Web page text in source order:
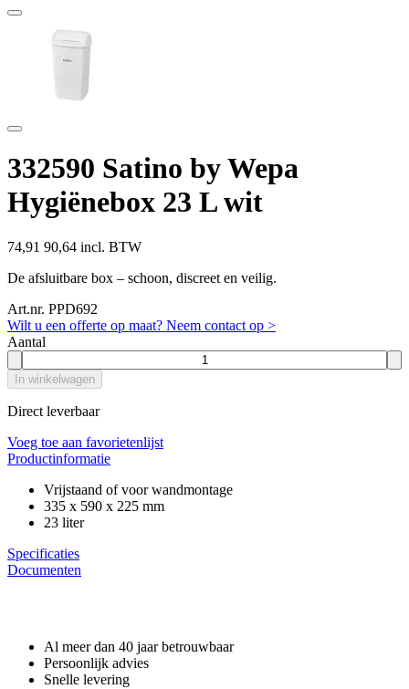
332590 Satino by Wepa
Hygiënebox 23 L wit
74,91 90,64 incl. BTW
De afsluitbare box – schoon, discreet en veilig.
Art.nr. PPD692
Wilt u een offerte op maat? Neem contact op >
Aantal
In winkelwagen
Direct leverbaar
Voeg toe aan favorietenlijst
Productinformatie
Vrijstaand of voor wandmontage
335 x 590 x 225 mm
23 liter
Specificaties
Documenten
Al meer dan 40 jaar betrouwbaar
Persoonlijk advies
Snelle levering